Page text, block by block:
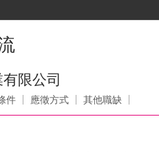
限公司
件 應徵方式 其他職缺